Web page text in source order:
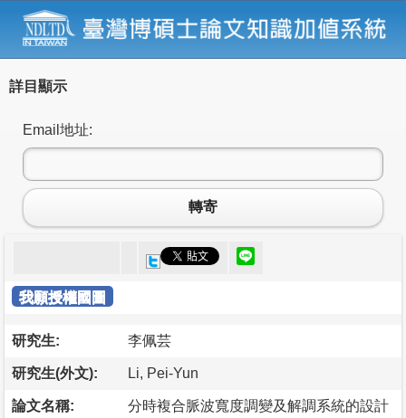
詳目顯示
Email地址:
轉寄
我願授權國圖
研究生: 李佩芸
研究生(外文): Li, Pei-Yun
論文名稱:
分時複合脈波寬度調變及解調系統的設計